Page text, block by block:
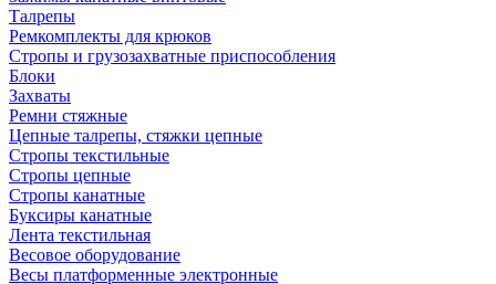
Талрепы
Ремкомплекты для крюков
Стропы и грузозахватные приспособления
Блоки
Захваты
Ремни стяжные
Цепные талрепы, стяжки цепные
Стропы текстильные
Стропы цепные
Стропы канатные
Буксиры канатные
Лента текстильная
Весовое оборудование
Весы платформенные электронные